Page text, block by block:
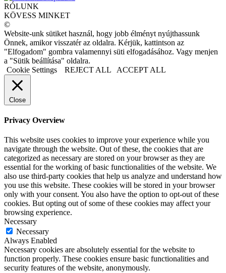
RÓLUNK
KÖVESS MINKET
©
Website-unk sütiket használ, hogy jobb élményt nyújthassunk
Önnek, amikor visszatér az oldalra. Kérjük, kattintson az
"Elfogadom" gombra valamennyi süti elfogadásához. Vagy menjen
a "Sütik beállítása" oldalra.
Cookie Settings
REJECT ALL ACCEPT ALL
Close
Privacy Overview
This website uses cookies to improve your experience while you
navigate through the website. Out of these, the cookies that are
categorized as necessary are stored on your browser as they are
essential for the working of basic functionalities of the website. We
also use third-party cookies that help us analyze and understand how
you use this website. These cookies will be stored in your browser
only with your consent. You also have the option to opt-out of these
cookies. But opting out of some of these cookies may affect your
browsing experience.
Necessary
Necessary
Always Enabled
Necessary cookies are absolutely essential for the website to
function properly. These cookies ensure basic functionalities and
security features of the website, anonymously.